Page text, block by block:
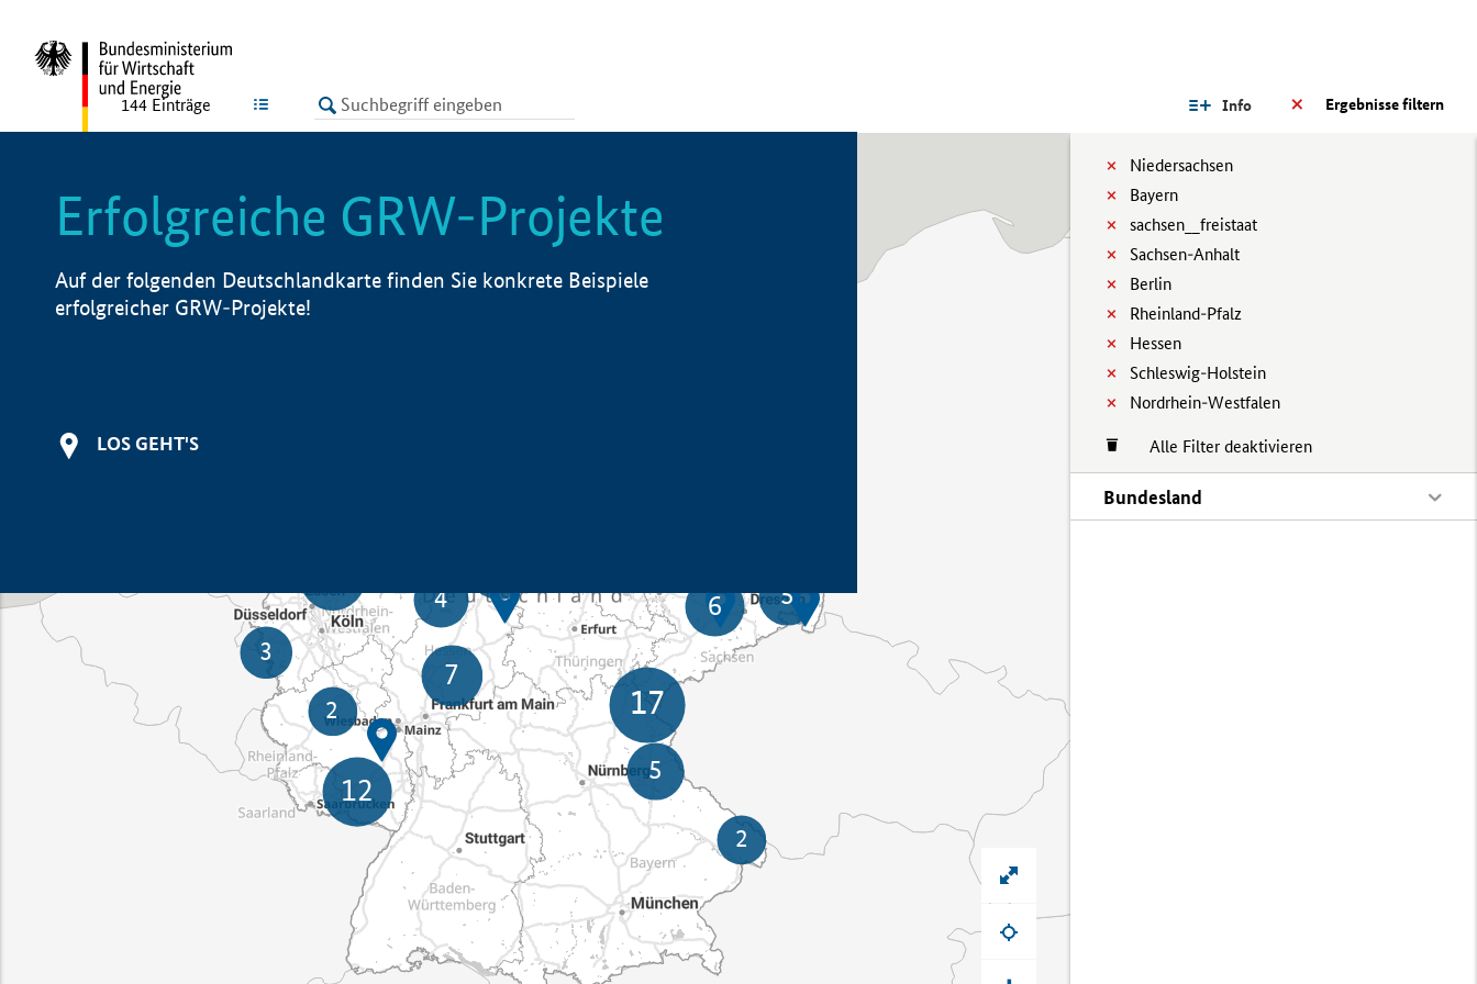
LISTE Ergebnisse filtern
Info
Niedersachsen
Bayern
sachsen__freistaat
Sachsen-Anhalt
Berlin
Rheinland-Pfalz
Hessen
Schleswig-Holstein
Nordrhein-Westfalen
Alle Filter deaktivieren
Bundesland
144 Einträge
Erfolgreiche GRW-Projekte
Auf der folgenden Deutschlandkarte finden Sie konkrete Beispiele
erfolgreicher GRW-Projekte!
LOS GEHT'S